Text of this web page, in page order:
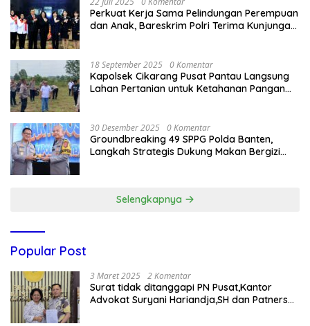
Perkuat Kerja Sama Pelindungan Perempuan
dan Anak, Bareskrim Polri Terima Kunjungan
18 September 2025 0 Komentar
Kapolsek Cikarang Pusat Pantau Langsung
Lahan Pertanian untuk Ketahanan Pangan
30 Desember 2025 0 Komentar
Groundbreaking 49 SPPG Polda Banten,
Langkah Strategis Dukung Makan Bergizi
Selengkapnya
Popular Post
3 Maret 2025 2 Komentar
Surat tidak ditanggapi PN Pusat,Kantor
Advokat Suryani Hariandja,SH dan Patners